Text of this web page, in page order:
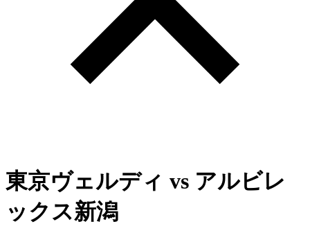
東京ヴェルディ vs アルビレ
ックス新潟